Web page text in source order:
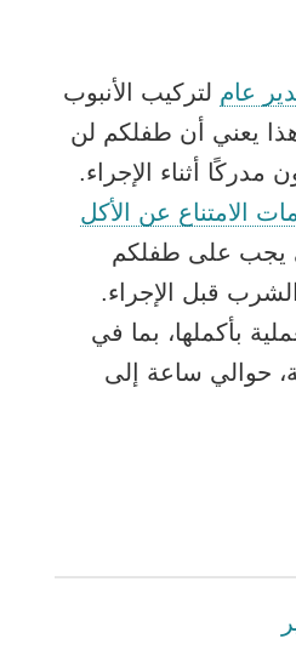
عام لتركيب الأنبوب
يعني أن طفلكم لن
مدركًا أثناء الإجراء.
الامتناع عن الأكل
يجب على طفلكم
قبل الإجراء.
بأكملها، بما في
حوالي ساعة إلى